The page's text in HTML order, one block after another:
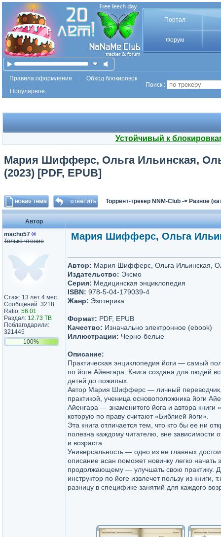
Портал
Форум
Правила оформления
Обход блокировок
Популярное
Поиск :
Устойчивый к
Мария Шифферс, Ольга Ильинская,
(2023) [PDF, EPUB]
Торрент-трекер NNM-Club -> Разное
Автор
macho57 ®
Только чтение
Стаж: 13 лет 4 мес.
Сообщений: 3218
Ratio: 56.01
Раздал: 12.73 TB
Поблагодарили:
321445
100%
Мария Шифферс, Ольга
Автор: Мария Шифферс, Ольга Ильинская,
Издательство: Эксмо
Серия: Медицинская энциклопедия
ISBN: 978-5-04-179039-4
Жанр: Эзотерика
Формат: PDF, EPUB
Качество: Изначально электронное (ebook)
Иллюстрации: Черно-белые
Описание:
Практическая энциклопедия йоги — самый
по йоге Айенгара. Книга создана для людей
детей до пожилых.
Автор Мария Шифферс — личный переводчик,
практикой, ученица основоположника йоги
Айенгара — знаменитого йога и автора книги
которую по праву считают «Библией йоги».
Эта книга отличается тем, что кто бы ее ни
полезна каждому читателю, вне зависимости
и возраста.
Универсальность — одно из ее главных
описание асан поможет новичку легко начать
продолжающему — улучшать свою практику.
инструктор по йоге извлечет пользу из книги,
разницу в специфике занятий для каждого